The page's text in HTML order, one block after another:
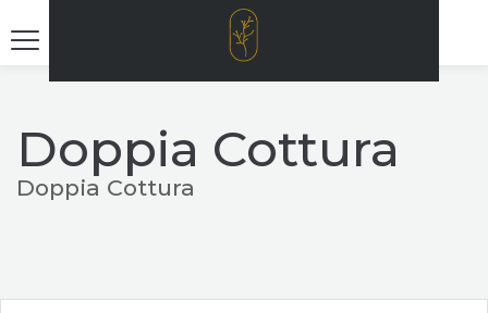
Doppia Cottura
Doppia Cottura